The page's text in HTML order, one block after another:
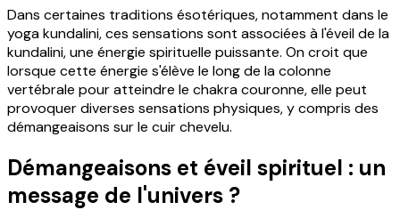
Dans certaines traditions ésotériques, notamment dans le
yoga kundalini, ces sensations sont associées à l'éveil de la
kundalini, une énergie spirituelle puissante. On croit que
lorsque cette énergie s'élève le long de la colonne
vertébrale pour atteindre le chakra couronne, elle peut
provoquer diverses sensations physiques, y compris des
démangeaisons sur le cuir chevelu.
Démangeaisons et éveil spirituel : un
message de l'univers ?